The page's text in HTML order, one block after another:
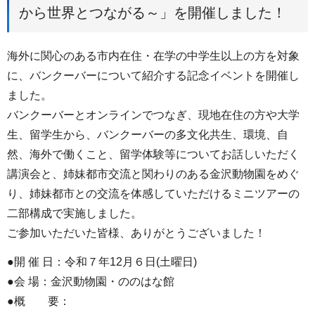
から世界とつながる～」を開催しました！
海外に関心のある市内在住・在学の中学生以上の方を対象
に、バンクーバーについて紹介する記念イベントを開催し
ました。
バンクーバーとオンラインでつなぎ、現地在住の方や大学
生、留学生から、バンクーバーの多文化共生、環境、自
然、海外で働くこと、留学体験等についてお話しいただく
講演会と、姉妹都市交流と関わりのある金沢動物園をめぐ
り、姉妹都市との交流を体感していただけるミニツアーの
二部構成で実施しました。
ご参加いただいた皆様、ありがとうございました！
●開 催 日：令和７年12月６日(土曜日)
●会 場：金沢動物園・ののはな館
●概 要：